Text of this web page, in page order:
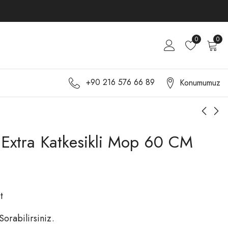
0 0
+90 216 576 66 89 Konumumuz
KGCY-1127 Extra
Katkesikli Mop 50 CM
KGCY-1129 Extra
Katkesikli Mop 80 CM
Katkesikli Mop 60 CM